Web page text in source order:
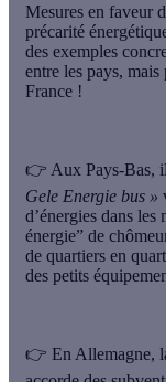
Mesures en faveur
précarité
des exemples
entre les pays,
France !
👉 Aux Pays-Bas,
Gele Energie bus »
d’énergies dans les
énergie” de
de quartiers en
des petits
👉 En Allemagne,